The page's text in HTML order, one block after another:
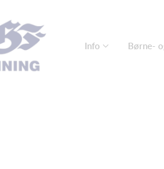
Info Børne-